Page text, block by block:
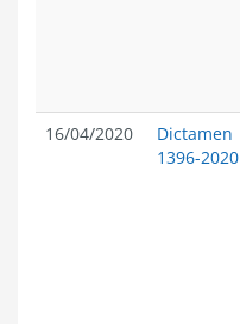
16/04/2020
Dictamen
1396-2020